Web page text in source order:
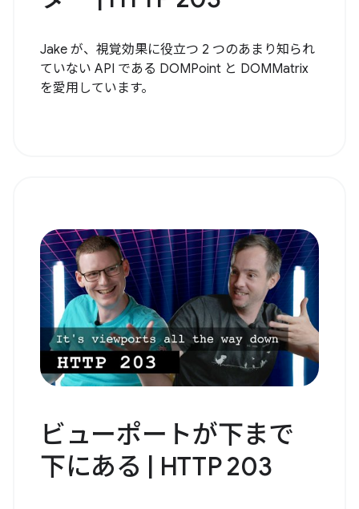
Jake が、視覚効果に役立つ 2 つのあまり知られ
ていない API である DOMPoint と DOMMatrix
を愛用しています。
ビューポートが下まで
下にある | HTTP 203